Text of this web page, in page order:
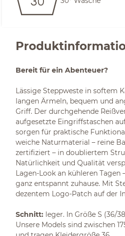
Bereit für ein Abenteuer?
Lässige Steppweste in softem
langen Ärmeln, bequem und
Griff. Der durchgehende
aufgesetzte Eingriffstaschen
sorgen für praktische
weiche Naturmaterial – reine
zertifiziert – in doubliertem
Natürlichkeit und Qualität
Lagen-Look an kühleren Tagen
ganz entspannt zuhause. Mit
dezentem Logo-Patch auf der
Schnitt: leger. In Größe S (36/
Unsere Models sind zwischen